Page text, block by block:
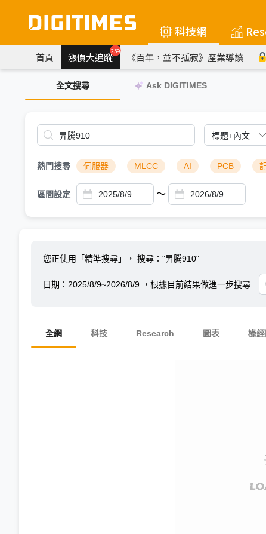
科技網
首頁 漲價大追蹤259 《百年，並不孤寂》產業導讀
全文搜尋 Ask DIGITIMES
熱門搜尋 伺服器 MLCC AI PCB
區間設定 ～
您正使用「精準搜尋」， 搜尋："昇騰910"
日期： 2025/8/9~2026/8/9 ，根據目前結果做進一步搜尋
全網 科技 Research 圖表 椽經